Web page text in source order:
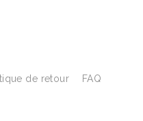
de retour FAQ